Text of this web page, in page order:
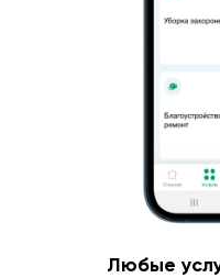
Любые